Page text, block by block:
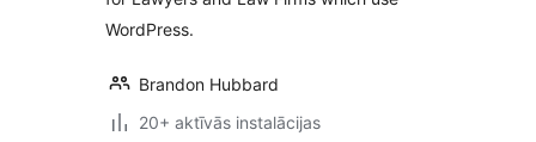
WordPress.
Brandon Hubbard
20+ aktīvās instalācijas